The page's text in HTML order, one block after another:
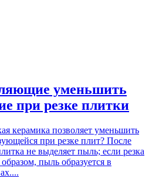
уменьшить
при резке плитки
керамика позволяет уменьшить
при резке плит? После
не выделяет пыль; если резка
пыль образуется в